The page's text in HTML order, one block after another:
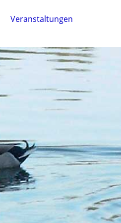
Veranstaltungen